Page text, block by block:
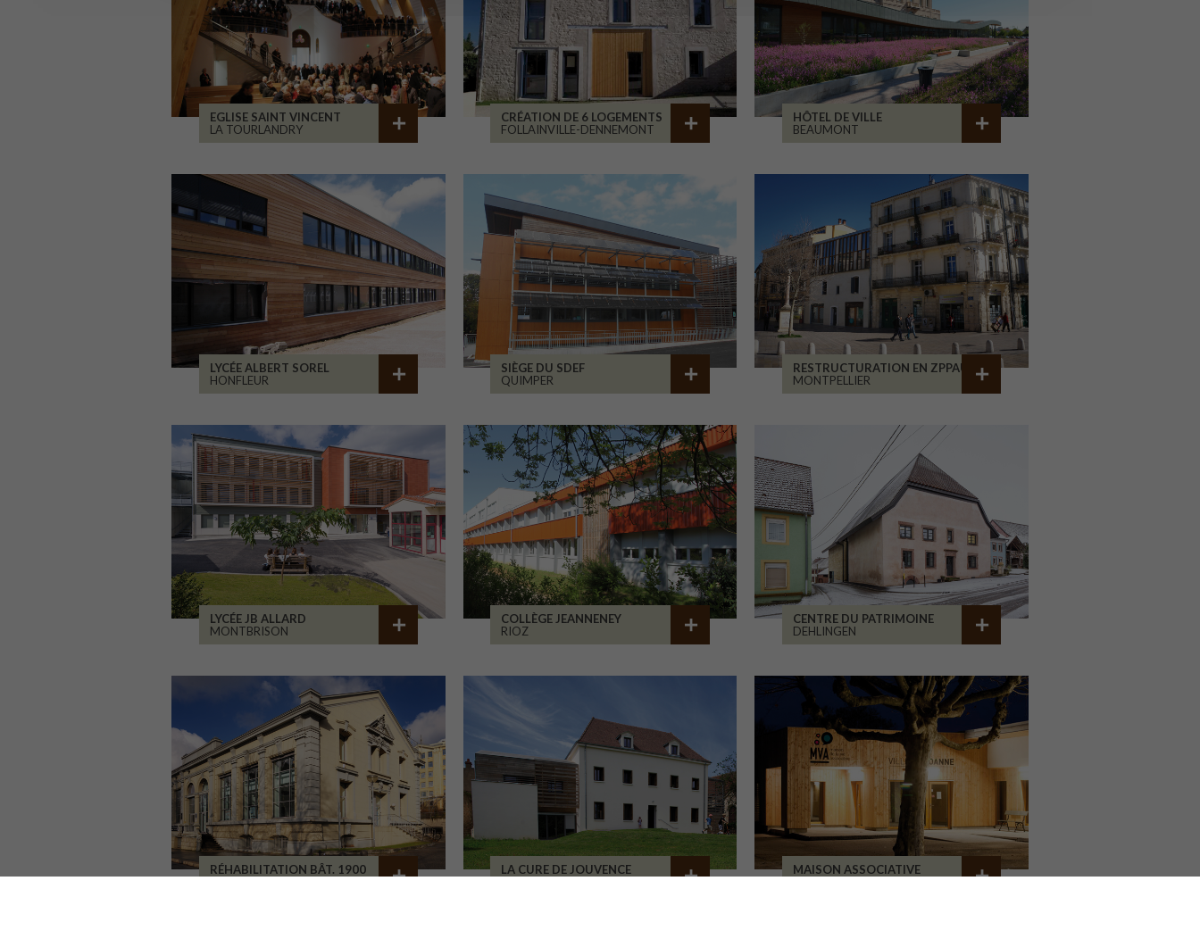
EGLISE SAINT VINCENT
LA TOURLANDRY
CRÉATION DE 6 LOGEMENTS
FOLLAINVILLE-DENNEMONT
HÔTEL DE VILLE
BEAUMONT
LYCÉE ALBERT SOREL
HONFLEUR
SIÈGE DU SDEF
QUIMPER
RESTRUCTURATION EN ZPPAUP
MONTPELLIER
LYCÉE JB ALLARD
MONTBRISON
COLLÈGE JEANNENEY
RIOZ
CENTRE DU PATRIMOINE
DEHLINGEN
RÉHABILITATION BÂT. 1900
LA CURE DE JOUVENCE
MAISON ASSOCIATIVE